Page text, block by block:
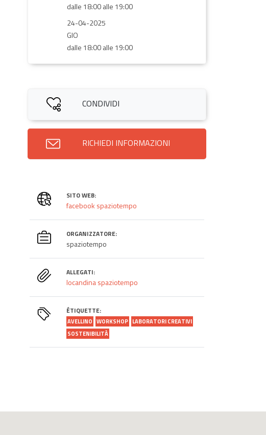
dalle 18:00 alle 19:00
24-04-2025
GIO
dalle 18:00 alle 19:00
CONDIVIDI
RICHIEDI INFORMAZIONI
SITO WEB:
facebook spaziotempo
ORGANIZZATORE:
spaziotempo
ALLEGATI:
locandina spaziotempo
ÉTIQUETTE:
AVELLINO WORKSHOP LABORATORI CREATIVI
SOSTENIBILITÀ